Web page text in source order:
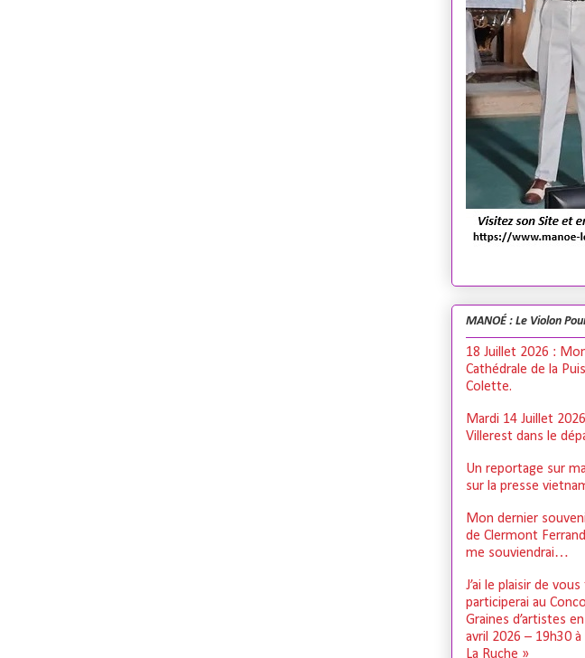
MANOÉ : Le Violon
18 Juillet 2026 :
Cathédrale de la
Colette.
Mardi 14 Juillet
Villerest dans le
Un reportage sur
sur la presse
Mon dernier
de Clermont
me souviendrai…
J’ai le plaisir de
participerai au
Graines d’artistes
avril 2026 – 19h30
La Ruche »